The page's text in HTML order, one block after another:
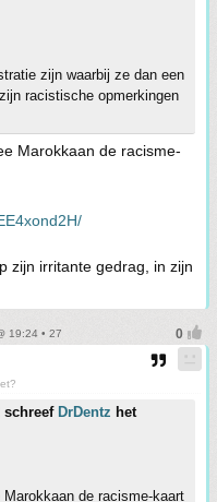
zijn waarbij ze dan een
racistische opmerkingen
Marokkaan de racisme-
zijn irritante gedrag, in zijn
19:24 • 27
schreef DrDentz het
de racisme-kaart